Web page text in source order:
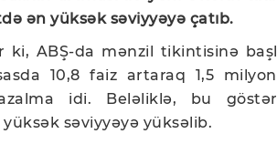
ən yüksək səviyyəyə çatıb.
ki, ABŞ-da mənzil tikintisinə
10,8 faiz artaraq 1,5
idi. Beləliklə, bu
səviyyəyə yüksəlib.